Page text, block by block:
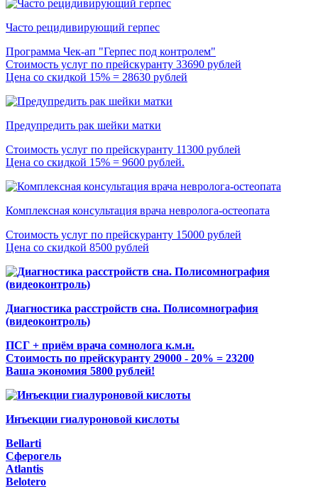
Часто рецидивирующий герпес
Программа Чек-ап "Герпес под контролем"
Стоимость услуг по прейскуранту 33690 рублей
Цена со скидкой 15% = 28630 рублей
Предупредить рак шейки матки
Стоимость услуг по прейскуранту 11300 рублей
Цена со скидкой 15% = 9600 рублей.
Комплексная консультация врача невролога-остеопата
Стоимость услуг по прейскуранту 15000 рублей
Цена со скидкой 8500 рублей
Диагностика расстройств сна. Полисомнография
(видеоконтроль)
ПСГ + приём врача сомнолога к.м.н.
Стоимость по прейскуранту 29000 - 20% = 23200
Ваша экономия 5800 рублей!
Инъекции гиалуроновой кислоты
Bellarti
Сферогель
Atlantis
Belotero